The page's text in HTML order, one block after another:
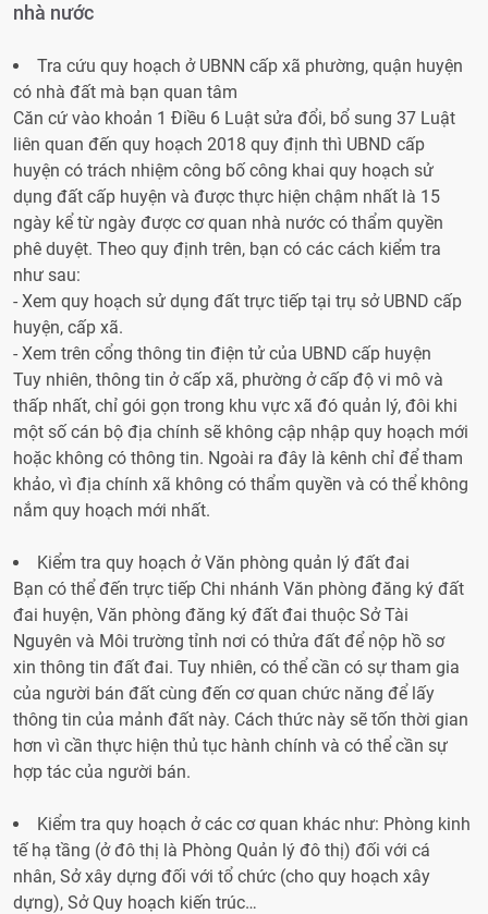
nhà nước
Tra cứu quy hoạch ở UBNN cấp xã phường, quận huyện
có nhà đất mà bạn quan tâm
Căn cứ vào khoản 1 Điều 6 Luật sửa đổi, bổ sung 37 Luật
liên quan đến quy hoạch 2018 quy định thì UBND cấp
huyện có trách nhiệm công bố công khai quy hoạch sử
dụng đất cấp huyện và được thực hiện chậm nhất là 15
ngày kể từ ngày được cơ quan nhà nước có thẩm quyền
phê duyệt. Theo quy định trên, bạn có các cách kiểm tra
như sau:
- Xem quy hoạch sử dụng đất trực tiếp tại trụ sở UBND cấp
huyện, cấp xã.
- Xem trên cổng thông tin điện tử của UBND cấp huyện
Tuy nhiên, thông tin ở cấp xã, phường ở cấp độ vi mô và
thấp nhất, chỉ gói gọn trong khu vực xã đó quản lý, đôi khi
một số cán bộ địa chính sẽ không cập nhập quy hoạch mới
hoặc không có thông tin. Ngoài ra đây là kênh chỉ để tham
khảo, vì địa chính xã không có thẩm quyền và có thể không
nắm quy hoạch mới nhất.
Kiểm tra quy hoạch ở Văn phòng quản lý đất đai
Bạn có thể đến trực tiếp Chi nhánh Văn phòng đăng ký đất
đai huyện, Văn phòng đăng ký đất đai thuộc Sở Tài
Nguyên và Môi trường tỉnh nơi có thửa đất để nộp hồ sơ
xin thông tin đất đai. Tuy nhiên, có thể cần có sự tham gia
của người bán đất cùng đến cơ quan chức năng để lấy
thông tin của mảnh đất này. Cách thức này sẽ tốn thời gian
hơn vì cần thực hiện thủ tục hành chính và có thể cần sự
hợp tác của người bán.
Kiểm tra quy hoạch ở các cơ quan khác như: Phòng kinh
tế hạ tầng (ở đô thị là Phòng Quản lý đô thị) đối với cá
nhân, Sở xây dựng đối với tổ chức (cho quy hoạch xây
dựng), Sở Quy hoạch kiến trúc…